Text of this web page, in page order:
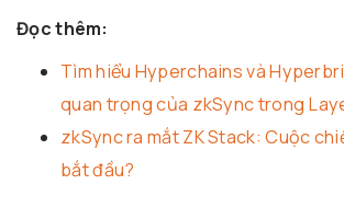
Đọc thêm:
Tìm hiểu Hyperchains và
quan trọng của zkSync trong
zkSync ra mắt ZK Stack: Cuộc
bắt đầu?